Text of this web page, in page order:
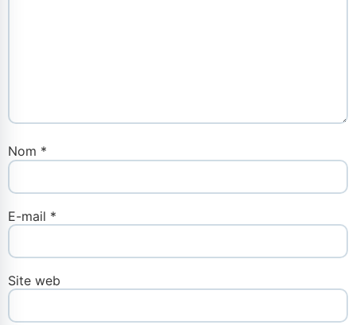
Nom *
E-mail *
Site web